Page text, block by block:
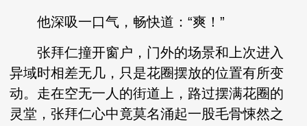
他深吸一口气，畅快道：“爽！”
张拜仁撞开窗户，门外的场景和上次进入
异域时相差无几，只是花圈摆放的位置有所变
动。走在空无一人的街道上，路过摆满花圈的
灵堂，张拜仁心中竟莫名涌起一股毛骨悚然之